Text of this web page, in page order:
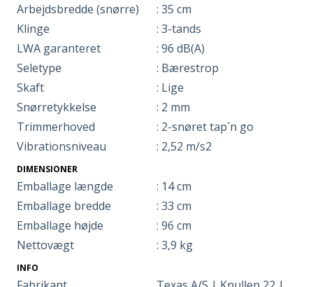
Arbejdsbredde (snørre)
: 35 cm
Klinge
: 3-tands
LWA garanteret
: 96 dB(A)
Seletype
: Bærestrop
Skaft
: Lige
Snørretykkelse
: 2 mm
Trimmerhoved
: 2-snøret tap´n go
Vibrationsniveau
: 2,52 m/s2
DIMENSIONER
Emballage længde
: 14 cm
Emballage bredde
: 33 cm
Emballage højde
: 96 cm
Nettovægt
: 3,9 kg
INFO